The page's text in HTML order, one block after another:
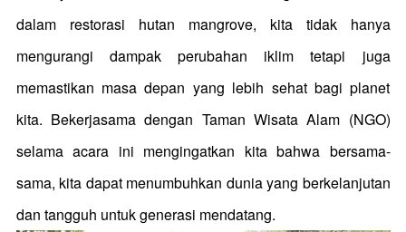
dalam restorasi hutan mangrove, kita tidak hanya
mengurangi dampak perubahan iklim tetapi juga
memastikan masa depan yang lebih sehat bagi planet
kita. Bekerjasama dengan Taman Wisata Alam (NGO)
selama acara ini mengingatkan kita bahwa bersama-
sama, kita dapat menumbuhkan dunia yang berkelanjutan
dan tangguh untuk generasi mendatang.